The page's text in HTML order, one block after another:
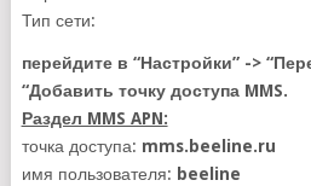
Тип сети:
перейдите в “Настройки” ->
“Добавить точку доступа MMS.
Раздел MMS APN:
точка доступа: mms.beeline.ru
имя пользователя: beeline